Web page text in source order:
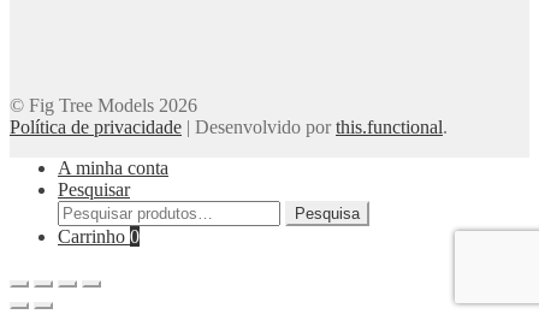
© Fig Tree Models 2026
Política de privacidade | Desenvolvido porthis.functional.
A minha conta
Pesquisar
Pesquisar
por:
Pesquisa
Carrinho 0